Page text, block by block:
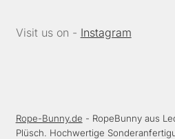
Visit us on - Instagram
Rope-Bunny.de - RopeBunny aus
Plüsch. Hochwertige